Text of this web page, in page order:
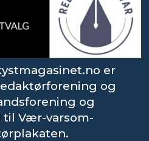
er
og
og
til Vær-varsom-